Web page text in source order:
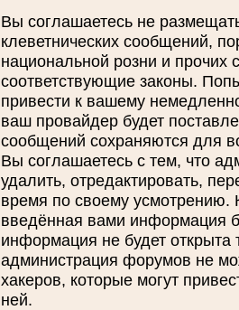
Вы соглашаетесь не
клеветнических сообщений,
национальной розни и
соответствующие законы.
привести к вашему
ваш провайдер будет
сообщений сохраняются для
Вы соглашаетесь с тем, что
удалить, отредактировать,
время по своему усмотрению.
введённая вами информация
информация не будет
администрация форумов не
хакеров, которые могут
ней.